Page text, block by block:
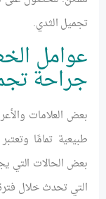
تجميل الثدي.
عوامل
جراحة
بعض العلامات
طبيعية تمامًا
بعض الحالات التي
التي تحدث خلال